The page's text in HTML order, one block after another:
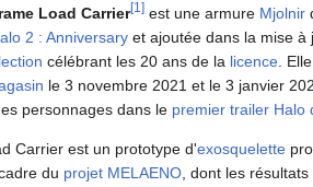
Load Carrier[1 ] est une armure Mjolnir
2 : Anniversary et ajoutée dans la mise à
célébrant les 20 ans de la licence .
le 3 novembre 2021 et le 3 janvier
personnages dans le premier trailer Halo
Carrier est un prototype d'exosquelette
du projet MELAENO , dont les